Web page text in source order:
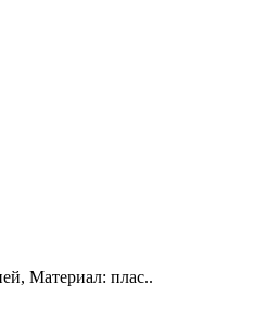
Материал: плас..